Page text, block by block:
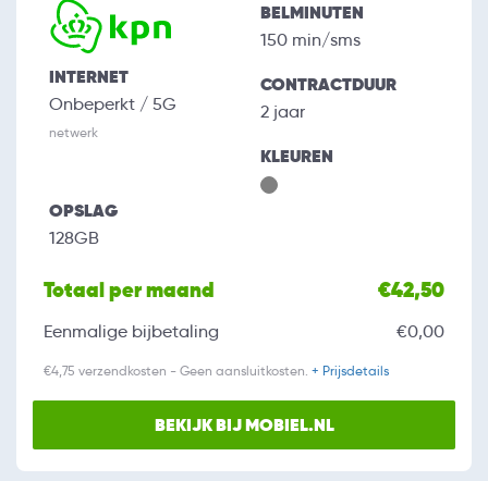
INTERNET
Onbeperkt / 5G
netwerk
BELMINUTEN
150 min/sms
CONTRACTDUUR
2 jaar
KLEUREN
OPSLAG
128GB
Totaal per maand €42,50
Eenmalige bijbetaling €0,00
€4,75 verzendkosten - Geen aansluitkosten. + Prijsdetails
BEKIJK BIJ MOBIEL.NL